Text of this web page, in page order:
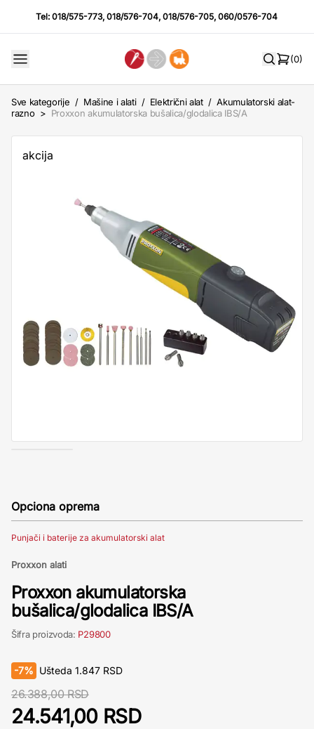
Tel:018/575-773,018/576-704,018/576-705,060/0576-704
(0)
Sve kategorije / Mašine i alati / Električni alat / Akumulatorski alat-
razno > Proxxon akumulatorska bušalica/glodalica IBS/A
akcija
Opciona oprema
Punjači i baterije za akumulatorski alat
Proxxon alati
Proxxon akumulatorska
bušalica/glodalica IBS/A
Šifra proizvoda: P29800
-7% Ušteda 1.847 RSD
26.388,00 RSD
24.541,00 RSD